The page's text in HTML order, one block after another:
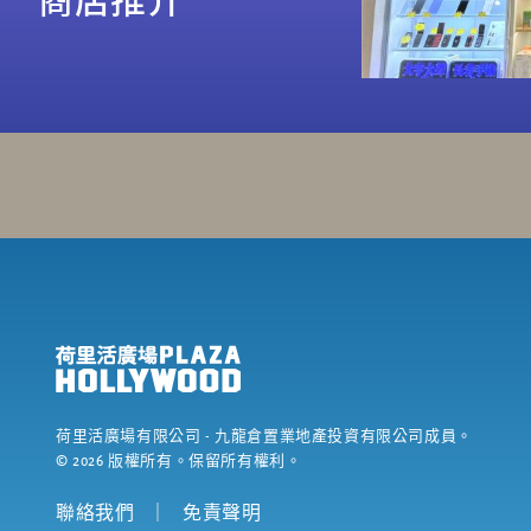
荷里活廣場有限公司 - 九龍倉置業地產投資有限公司成員。
©2026 版權所有。保留所有權利。
聯絡我們 ｜ 免責聲明